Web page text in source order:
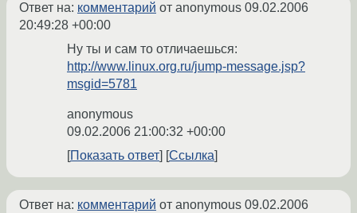
Ответ на: комментарий от anonymous 09.02.2006
20:49:28 +00:00
Ну ты и сам то отличаешься:
http://www.linux.org.ru/jump-message.jsp?
msgid=5781
anonymous
09.02.2006 21:00:32 +00:00
Показать ответ
Ссылка
Ответ на: комментарий от anonymous 09.02.2006